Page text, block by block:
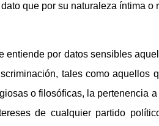
dato que por su naturaleza íntima
entiende por datos sensibles
tales como aquellos
o filosóficas, la pertenencia
de cualquier partido